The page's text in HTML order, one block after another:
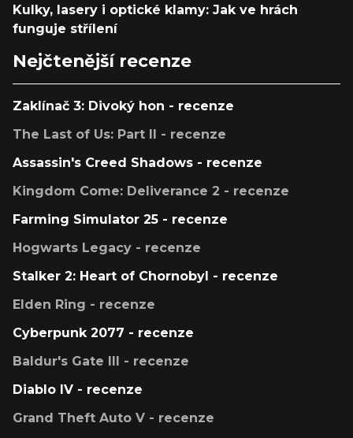
Kulky, lasery i optické klamy: Jak ve hrách
funguje střílení
Nejčtenější recenze
Zaklínač 3: Divoký hon - recenze
The Last of Us: Part II - recenze
Assassin's Creed Shadows - recenze
Kingdom Come: Deliverance 2 - recenze
Farming Simulator 25 - recenze
Hogwarts Legacy - recenze
Stalker 2: Heart of Chornobyl - recenze
Elden Ring - recenze
Cyberpunk 2077 - recenze
Baldur's Gate III - recenze
Diablo IV - recenze
Grand Theft Auto V - recenze